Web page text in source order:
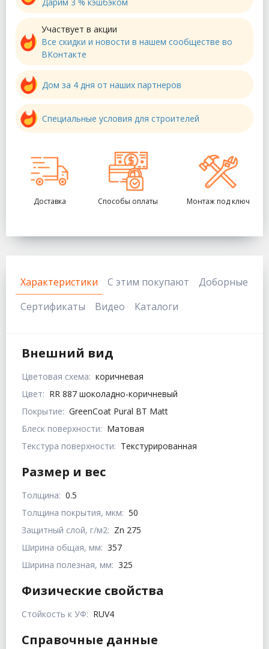
Дарим 3 % кэшбэком
Участвует в акции
Все скидки и новости в нашем сообществе во
ВКонтакте
Дом за 4 дня от наших партнеров
Специальные условия для строителей
Доставка Способы оплаты Монтаж под ключ
Характеристики С этим покупают
Доборные
Сертификаты
Видео Каталоги
Внешний вид
Цветовая схема: коричневая
Цвет: RR 887 шоколадно-коричневый
Покрытие: GreenCoat Pural BT Matt
Блеск поверхности: Матовая
Текстура поверхности: Текстурированная
Размер и вес
Толщина: 0.5
Толщина покрытия, мкм: 50
Защитный слой, г/м2: Zn 275
Ширина общая, мм: 357
Ширина полезная, мм: 325
Физические свойства
Стойкость к УФ: RUV4
Справочные данные